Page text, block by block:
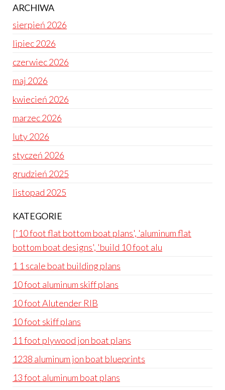
ARCHIWA
sierpień 2026
lipiec 2026
czerwiec 2026
maj 2026
kwiecień 2026
marzec 2026
luty 2026
styczeń 2026
grudzień 2025
listopad 2025
KATEGORIE
['10 foot flat bottom boat plans', 'aluminum flat
bottom boat designs', 'build 10 foot alu
1 1 scale boat building plans
10 foot aluminum skiff plans
10 foot Alutender RIB
10 foot skiff plans
11 foot plywood jon boat plans
1238 aluminum jon boat blueprints
13 foot aluminum boat plans